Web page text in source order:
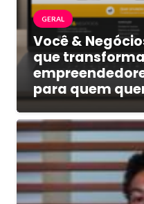
GERAL
Você &
que
para quem